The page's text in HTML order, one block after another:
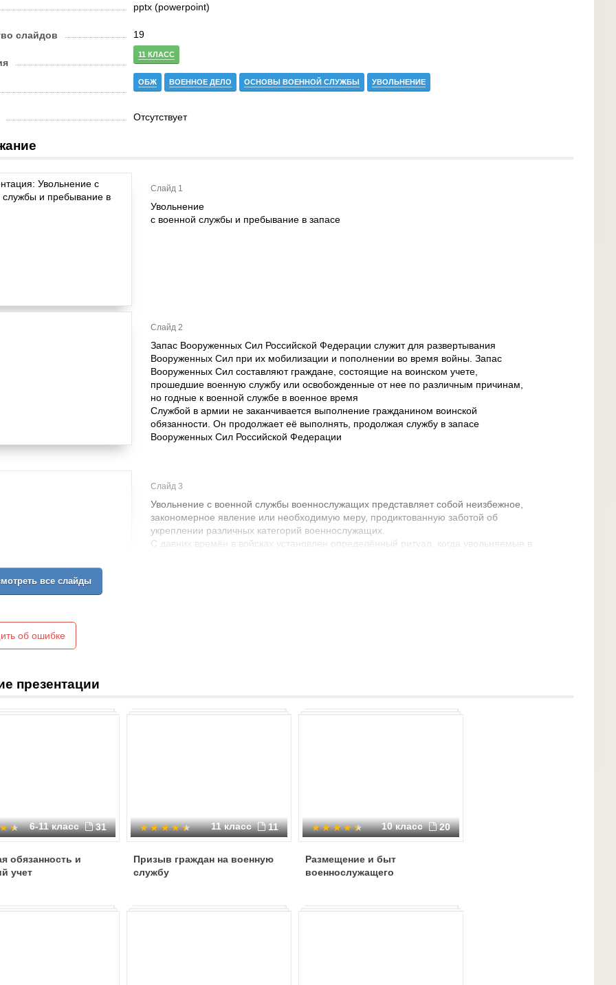
pptx (powerpoint)
слайдов 19
11 КЛАСС
ОБЖ ВОЕННОЕ ДЕЛО ОСНОВЫ ВОЕННОЙ СЛУЖБЫ УВОЛЬНЕНИЕ
Отсутствует
Слайд 1
Увольнение
с военной службы и пребывание в запасе
Слайд 2
Запас Вооруженных Сил Российской Федерации служит для развертывания
Вооруженных Сил при их мобилизации и пополнении во время войны. Запас
Вооруженных Сил составляют граждане, состоящие на воинском учете,
прошедшие военную службу или освобожденные от нее по различным причинам,
но годные к военной службе в военное время
Службой в армии не заканчивается выполнение гражданином воинской
обязанности. Он продолжает её выполнять, продолжая службу в запасе
Вооруженных Сил Российской Федерации
Слайд 3
Увольнение с военной службы военнослужащих представляет собой неизбежное,
закономерное явление или необходимую меру, продиктованную заботой об
укреплении различных категорий военнослужащих.
С давних времён в войсках установлен определённый ритуал, когда увольняемые в
все слайды
об ошибке
презентации
6-11 класс 31
обязанность и
учет
11 класс 11
Призыв граждан на военную
службу
10 класс 20
Размещение и быт
военнослужащего